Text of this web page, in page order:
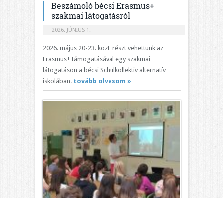
Beszámoló bécsi Erasmus+
szakmai látogatásról
2026. JÚNIUS 1.
2026. május 20-23. közt részt vehettünk az
Erasmus+ támogatásával egy szakmai
látogatáson a bécsi Schulkollektiv alternatív
iskolában. tovább olvasom »